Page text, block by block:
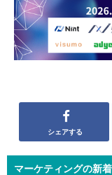
シェアする
マーケティングの新